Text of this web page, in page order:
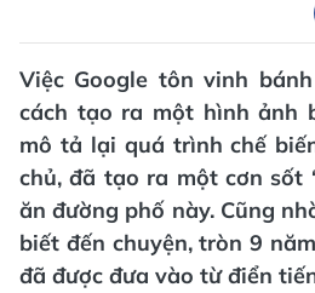
Việc Google tôn vinh
cách tạo ra một hình ảnh
mô tả lại quá trình chế
chủ, đã tạo ra một cơn sốt
ăn đường phố này. Cũng
biết đến chuyện, tròn 9
đã được đưa vào từ điển